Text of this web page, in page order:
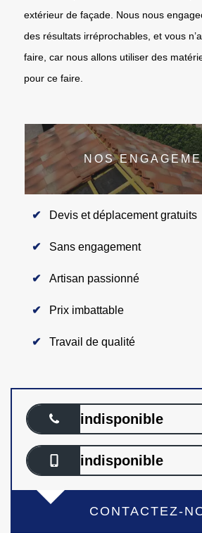
extérieur de façade. Nous nous
des résultats irréprochables, et vous
faire, car nous allons utiliser des
pour ce faire.
NOS
Devis et déplacement gratuits
Sans engagement
Artisan passionné
Prix imbattable
Travail de qualité
indisponible
indisponible
CONTACTEZ-